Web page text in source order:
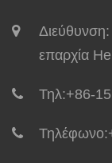
επαρχία
Τηλ:+86-
Τηλέφωνο: